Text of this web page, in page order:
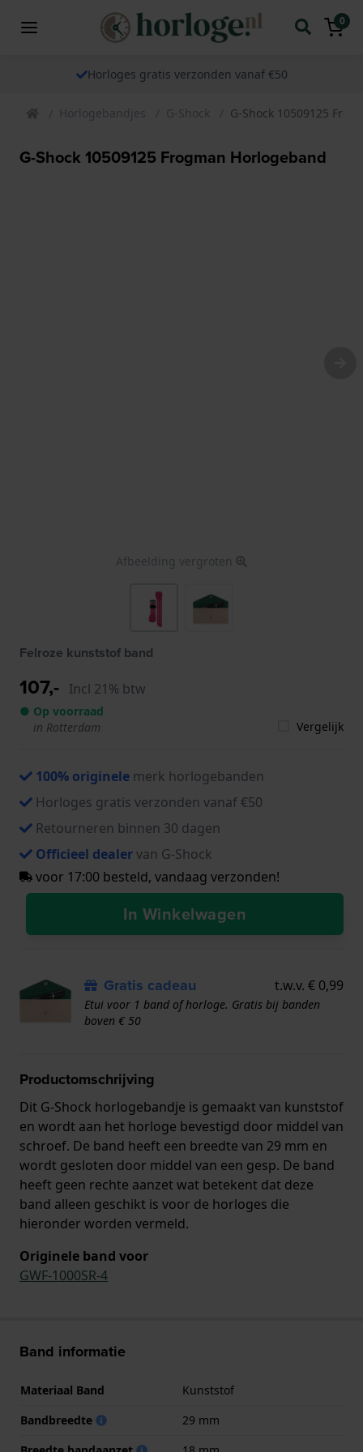
0
Horloges gratis verzonden vanaf €50
Horlogebandjes G-Shock G-Shock 10509125
G-Shock 10509125 Frogman Horlogeband
Afbeelding vergroten
Felroze kunststof band
107,- Incl 21% btw
● Op voorraad
in Rotterdam
Vergelijk
100% originele merk horlogebanden
Horloges gratis verzonden vanaf €50
Retourneren binnen 30 dagen
Officieel dealervan G-Shock
voor 17:00 besteld, vandaag verzonden!
In Winkelwagen
Gratis cadeau t.w.v. € 0,99
Etui voor 1 band of horloge. Gratis bij banden
boven € 50
Productomschrijving
Dit G-Shock horlogebandje is gemaakt van kunststof
en wordt aan het horloge bevestigd door middel van
schroef. De band heeft een breedte van 29 mm en
wordt gesloten door middel van een gesp. De band
heeft geen rechte aanzet wat betekent dat deze
band alleen geschikt is voor de horloges die
hieronder worden vermeld.
Originele band voor
GWF-1000SR-4
Band informatie
Materiaal Band
Kunststof
Bandbreedte
29 mm